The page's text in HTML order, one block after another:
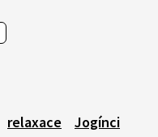
relaxace
Jogínci